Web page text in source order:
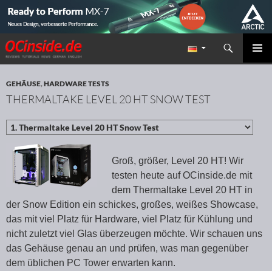
Redaktion ocinside.de PC Hardware Portal
Suchen
ZUM INHALT SPRINGEN
GEHÄUSE,HARDWARE TESTS
THERMALTAKE LEVEL 20 HT SNOW TEST
Groß, größer, Level 20 HT! Wir
testen heute auf OCinside.de mit
dem Thermaltake Level 20 HT in
der Snow Edition ein schickes, großes, weißes Showcase,
das mit viel Platz für Hardware, viel Platz für Kühlung und
nicht zuletzt viel Glas überzeugen möchte. Wir schauen uns
das Gehäuse genau an und prüfen, was man gegenüber
dem üblichen PC Tower erwarten kann.